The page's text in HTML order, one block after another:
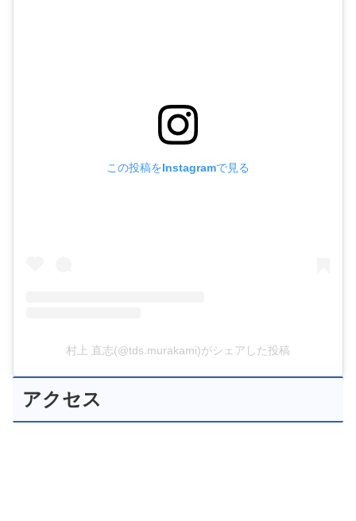
この投稿をInstagramで見る
村上 直志(@tds.murakami)がシェアした投稿
アクセス